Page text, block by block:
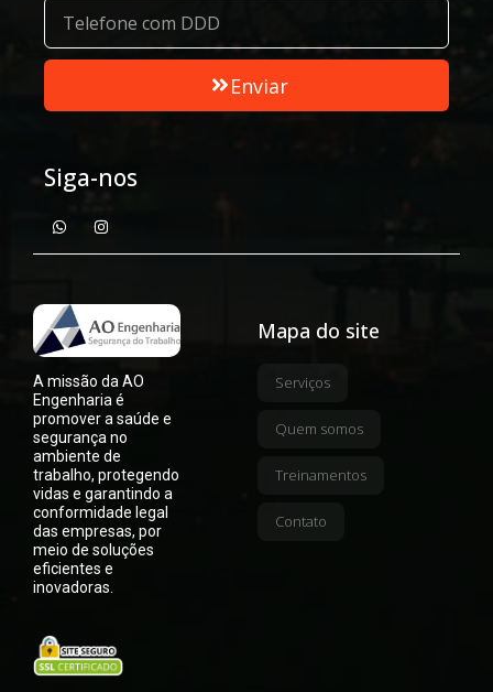
Enviar
Siga-nos
A missão da AO
Engenharia é
promover a saúde e
segurança no
ambiente de
trabalho, protegendo
vidas e garantindo a
conformidade legal
das empresas, por
meio de soluções
eficientes e
inovadoras.
Mapa do site
Serviços
Quem somos
Treinamentos
Contato